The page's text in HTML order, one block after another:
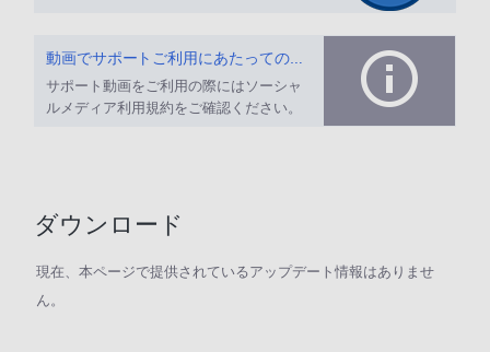
動画でサポートご利用にあたってのお願い
サポート動画をご利用の際にはソーシャ
ルメディア利用規約をご確認ください。
ダウンロード
現在、本ページで提供されているアップデート情報はありませ
ん。